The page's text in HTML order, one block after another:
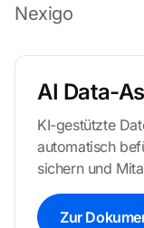
Nexigo
AI Data-
KI-gestützte
automatisch
sichern und
Zur